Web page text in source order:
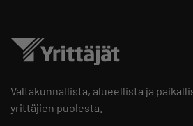
Valtakunnallista, alueellista ja
yrittäjien puolesta.